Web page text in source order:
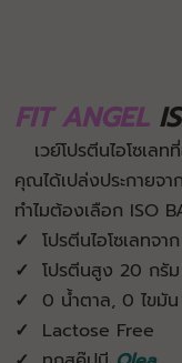
FIT ANGEL
เวย์โปรตีนไอโซเล
คุณได้เปล่งประกายจ
ทำไมต้องเลือก ISO
✓ โปรตีนไอโซเลทจ
✓ โปรตีนสูง 20 กรั
✓ 0 น้ำตาล, 0 ไขมั
✓ Lactose Free